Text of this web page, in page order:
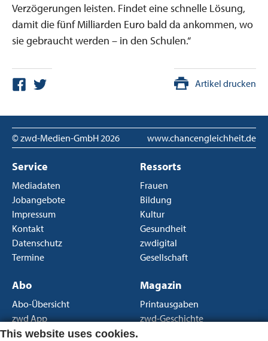
Verzögerungen leisten. Findet eine schnelle Lösung,
damit die fünf Milliarden Euro bald da ankommen, wo
sie gebraucht werden – in den Schulen.“
Artikel drucken
© zwd-Medien-GmbH 2026 www.chancengleichheit.de
Service
Mediadaten
Jobangebote
Impressum
Kontakt
Datenschutz
Termine
Ressorts
Frauen
Bildung
Kultur
Gesundheit
zwdigital
Gesellschaft
Abo
Abo-Übersicht
zwd App
Newsletter
Magazin
Printausgaben
zwd-Geschichte
This website uses cookies.